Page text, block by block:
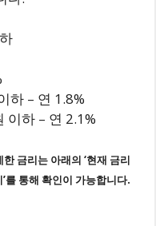
하 – 연 1.8%
이하 – 연 2.1%
금리는 아래의 ‘현재 금리
를 통해 확인이 가능합니다.